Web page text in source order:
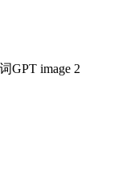
GPT image 2